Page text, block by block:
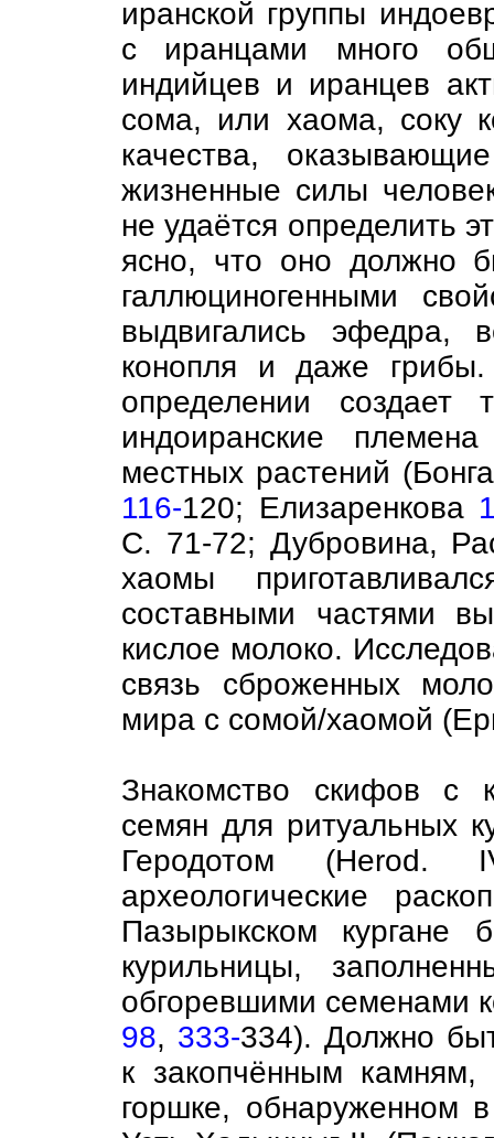
иранской группы
с иранцами много
индийцев и иранцев
сома, или хаома, соку
качества,
жизненные силы
не удаётся определить
ясно, что оно должно
галлюциногенными
выдвигались эфедра,
конопля и даже
определении
индоиранские
местных растений
116-120; Елизаренкова
С. 71-72; Дубровина,
хаомы
составными частями
кислое молоко.
связь сброженных
мира с сомой/хаомой
Знакомство скифов с
семян для ритуальных
Геродотом (Herod.
археологические
Пазырыкском кургане
курильницы,
обгоревшими семенами
98, 333-334). Должно
к закопчённым
горшке, обнаруженном